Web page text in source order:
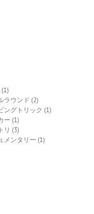
(1)
ラウンド (2)
ングトリック (1)
ー (1)
リ (3)
メンタリー (1)